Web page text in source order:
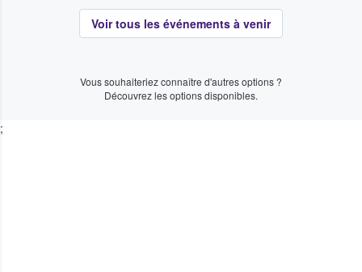
Voir tous les événements à venir
Vous souhaiteriez connaître d'autres options ?
Découvrez les options disponibles.
;